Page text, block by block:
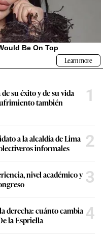
su éxito y de su vida
también
1
a la alcaldía de Lima
informales
2
nivel académico y 3
derecha: cuánto cambia
la Espriella
4